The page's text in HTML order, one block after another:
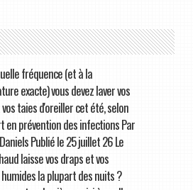
fréquence (et à la
exacte) vous devez laver vos
taies d'oreiller cet été, selon
en prévention des infections Par
Publié le 25 juillet 26 Le
laisse vos draps et vos
la plupart des nuits ?